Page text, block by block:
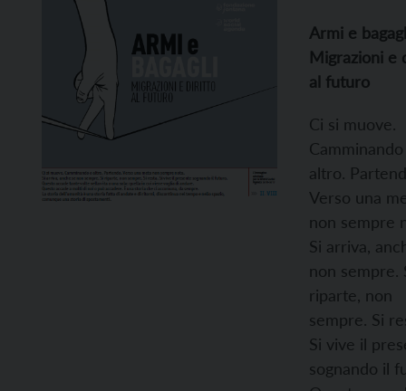
Armi e
Migrazioni e
al futuro
Ci si muove.
altro.
Verso una
non sempre
Si arriva,
non sempre.
riparte, non
sempre. Si
Si vive il
sognando il